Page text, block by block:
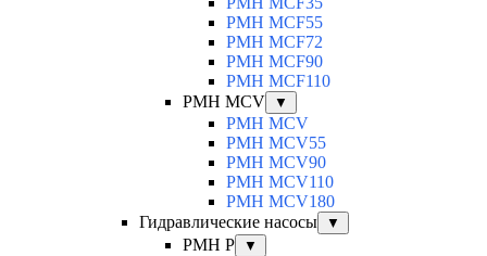
PMH MCF55
PMH MCF72
PMH MCF90
PMH MCF110
PMH MCV
▼
PMH MCV
PMH MCV55
PMH MCV90
PMH MCV110
PMH MCV180
Гидравлические насосы
▼
PMH P ▼